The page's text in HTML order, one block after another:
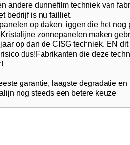
andere dunnefilm techniek van
bedrijf is nu failliet.
op daken liggen die het nog
zonnepanelen maken
op dan de CISG techniek. EN
dus!Fabrikanten die deze
garantie, laagste degradatie
nog steeds een betere keuze